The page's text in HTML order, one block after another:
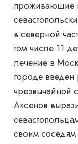
проживающие
в северной
том числе 11
лечение в
городе
чрезвычайной
Аксенов
своим